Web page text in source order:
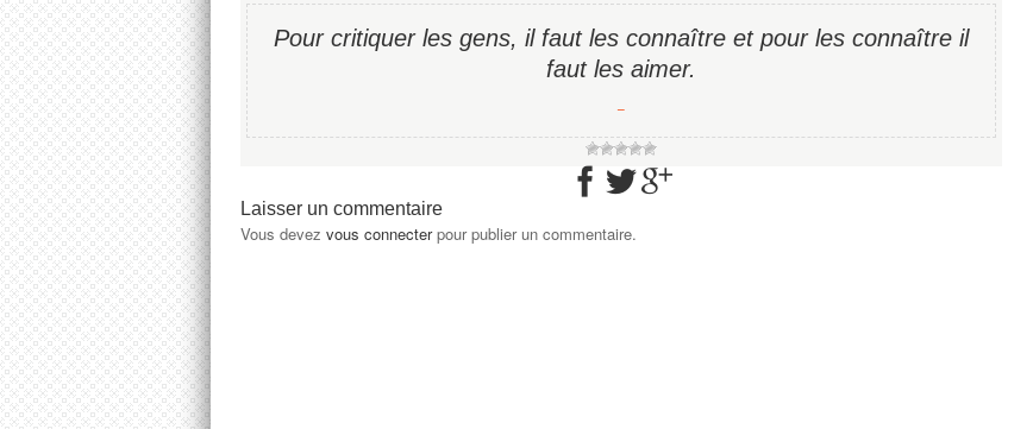
Pour critiquer les gens, il faut les connaître et pour les connaître il
faut les aimer.
−
Laisser un commentaire
Vous devez vous connecterpour publier un commentaire.